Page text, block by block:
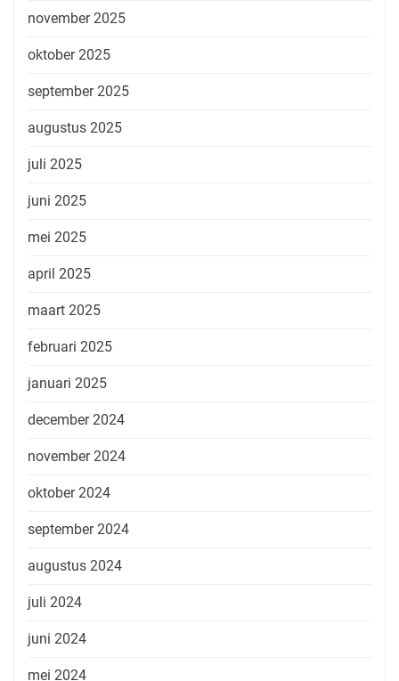
november 2025
oktober 2025
september 2025
augustus 2025
juli 2025
juni 2025
mei 2025
april 2025
maart 2025
februari 2025
januari 2025
december 2024
november 2024
oktober 2024
september 2024
augustus 2024
juli 2024
juni 2024
mei 2024